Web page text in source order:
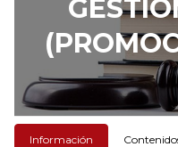
Información